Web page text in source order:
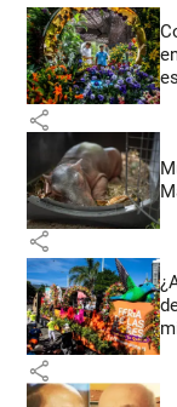
share
share
share